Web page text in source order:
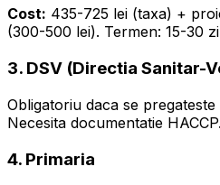
Cost: 435-725 lei (taxa) +
(300-500 lei). Termen: 15-30
3. DSV (Directia Sanitar-
Obligatoriu daca se
Necesita documentatie HACCP.
4. Primaria